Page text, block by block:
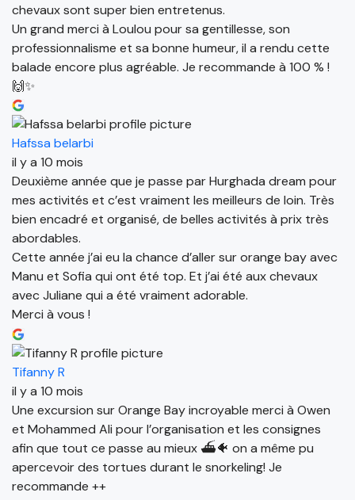
chevaux sont super bien entretenus.
Un grand merci à Loulou pour sa gentillesse, son
professionnalisme et sa bonne humeur, il a rendu cette
balade encore plus agréable. Je recommande à 100 % !
🙌✨
Hafssa belarbi
il y a 10 mois
Deuxième année que je passe par Hurghada dream pour
mes activités et c’est vraiment les meilleurs de loin. Très
bien encadré et organisé, de belles activités à prix très
abordables.
Cette année j’ai eu la chance d’aller sur orange bay avec
Manu et Sofia qui ont été top. Et j’ai été aux chevaux
avec Juliane qui a été vraiment adorable.
Merci à vous !
Tifanny R
il y a 10 mois
Une excursion sur Orange Bay incroyable merci à Owen
et Mohammed Ali pour l’organisation et les consignes
afin que tout ce passe au mieux ⛴️🐠 on a même pu
apercevoir des tortues durant le snorkeling! Je
recommande ++